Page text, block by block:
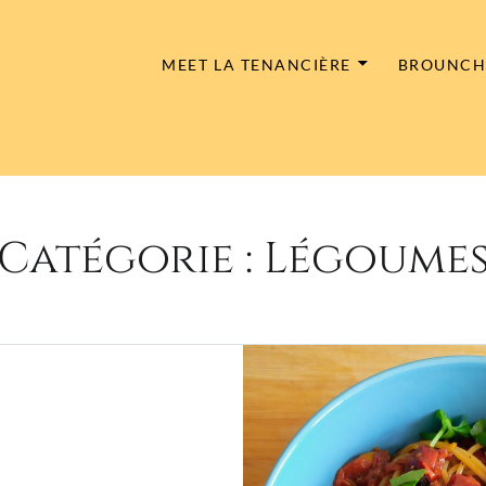
MEET LA TENANCIÈRE BROUNCH
Catégorie :